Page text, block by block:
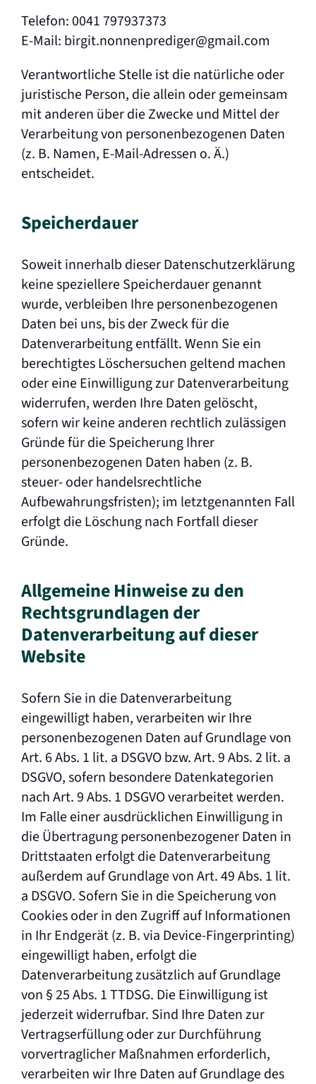
Telefon: 0041 797937373
E-Mail: birgit.nonnenprediger@gmail.com
Verantwortliche Stelle ist die natürliche oder
juristische Person, die allein oder gemeinsam
mit anderen über die Zwecke und Mittel der
Verarbeitung von personenbezogenen Daten
(z. B. Namen, E-Mail-Adressen o. Ä.)
entscheidet.
Speicherdauer
Soweit innerhalb dieser Datenschutzerklärung
keine speziellere Speicherdauer genannt
wurde, verbleiben Ihre personenbezogenen
Daten bei uns, bis der Zweck für die
Datenverarbeitung entfällt. Wenn Sie ein
berechtigtes Löschersuchen geltend machen
oder eine Einwilligung zur Datenverarbeitung
widerrufen, werden Ihre Daten gelöscht,
sofern wir keine anderen rechtlich zulässigen
Gründe für die Speicherung Ihrer
personenbezogenen Daten haben (z. B.
steuer- oder handelsrechtliche
Aufbewahrungsfristen); im letztgenannten Fall
erfolgt die Löschung nach Fortfall dieser
Gründe.
Allgemeine Hinweise zu den
Rechtsgrundlagen der
Datenverarbeitung auf dieser
Website
Sofern Sie in die Datenverarbeitung
eingewilligt haben, verarbeiten wir Ihre
personenbezogenen Daten auf Grundlage von
Art. 6 Abs. 1 lit. a DSGVO bzw. Art. 9 Abs. 2 lit. a
DSGVO, sofern besondere Datenkategorien
nach Art. 9 Abs. 1 DSGVO verarbeitet werden.
Im Falle einer ausdrücklichen Einwilligung in
die Übertragung personenbezogener Daten in
Drittstaaten erfolgt die Datenverarbeitung
außerdem auf Grundlage von Art. 49 Abs. 1 lit.
a DSGVO. Sofern Sie in die Speicherung von
Cookies oder in den Zugriff auf Informationen
in Ihr Endgerät (z. B. via Device-Fingerprinting)
eingewilligt haben, erfolgt die
Datenverarbeitung zusätzlich auf Grundlage
von § 25 Abs. 1 TTDSG. Die Einwilligung ist
jederzeit widerrufbar. Sind Ihre Daten zur
Vertragserfüllung oder zur Durchführung
vorvertraglicher Maßnahmen erforderlich,
verarbeiten wir Ihre Daten auf Grundlage des